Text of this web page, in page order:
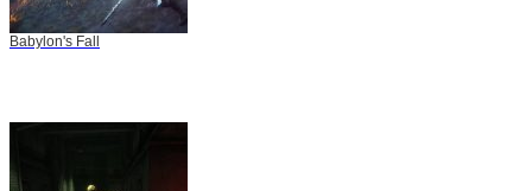
Babylon's Fall